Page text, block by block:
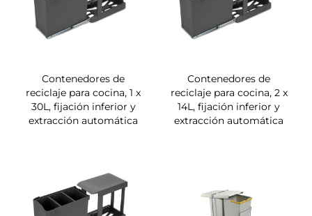
Contenedores de
reciclaje para cocina, 1 x
30L, fijación inferior y
extracción automática
Contenedores de
reciclaje para cocina, 2 x
14L, fijación inferior y
extracción automática